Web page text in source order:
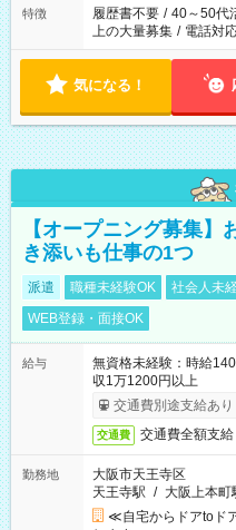
特徴 履歴書不要 / 40～50代
上の大量募集 / 電話対
気になる！
【オープニング募集
き添いも仕事の1つ
派遣 職種未経験OK 社会人未
WEB登録・面接OK
給与
無資格未経験：時給
収1万1200円以上
交通費別途支給あり
交通費 交通費全額支給
勤務地
大阪市天王寺区
天王寺駅 / 大阪上本町
≪自宅からドアtoド